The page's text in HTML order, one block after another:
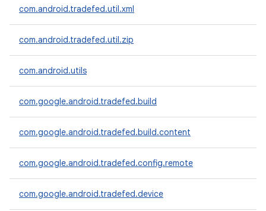
com.android.tradefed.util.xml
com.android.tradefed.util.zip
com.android.utils
com.google.android.tradefed.build
com.google.android.tradefed.build.content
com.google.android.tradefed.config.remote
com.google.android.tradefed.device